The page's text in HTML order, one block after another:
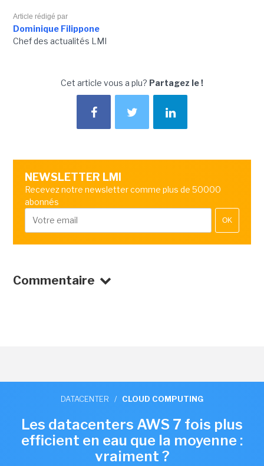
Article rédigé par
Dominique Filippone
Chef des actualités LMI
Cet article vous a plu? Partagez le !
NEWSLETTER LMI
Recevez notre newsletter comme plus de 50000
abonnés
OK
Commentaire
DATACENTER / CLOUD COMPUTING
Les datacenters AWS 7 fois plus
efficient en eau que la moyenne :
vraiment ?